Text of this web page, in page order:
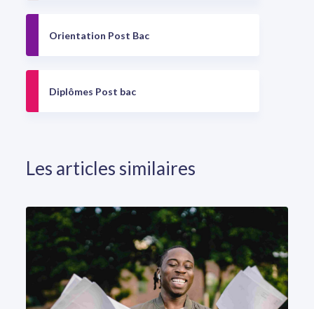
Orientation Post Bac
Diplômes Post bac
Les articles similaires